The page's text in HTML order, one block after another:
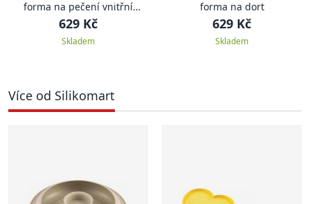
forma na pečení vnitřní
korpusů Multi- Round
629 Kč
Skladem
forma na dort
629 Kč
Skladem
Více od Silikomart